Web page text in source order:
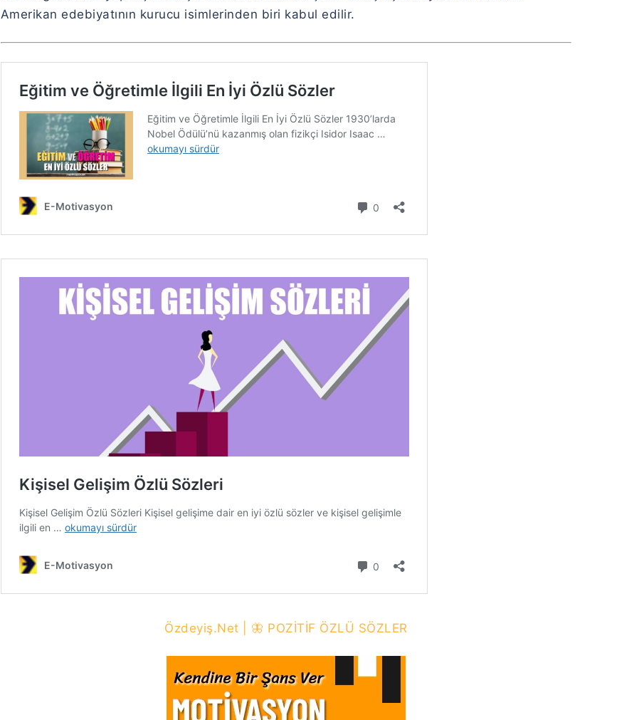
Amerikan edebiyatının kurucu isimlerinden biri kabul edilir.
Özdeyiş.Net | 🦋 POZİTİF ÖZLÜ SÖZLER